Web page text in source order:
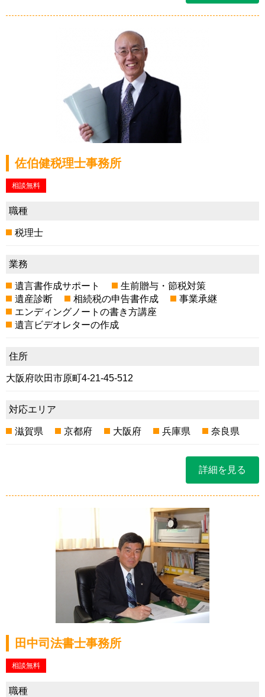
佐伯健税理士事務所
相談無料
職種
税理士
業務
遺言書作成サポート
生前贈与・節税対策
遺産診断
相続税の申告書作成
事業承継
エンディングノートの書き方講座
遺言ビデオレターの作成
住所
大阪府吹田市原町4-21-45-512
対応エリア
滋賀県 京都府 大阪府 兵庫県 奈良県
詳細を見る
田中司法書士事務所
相談無料
職種